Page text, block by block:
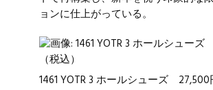
ョンに仕上がっている。
1461 YOTR 3 ホールシューズ 27,500